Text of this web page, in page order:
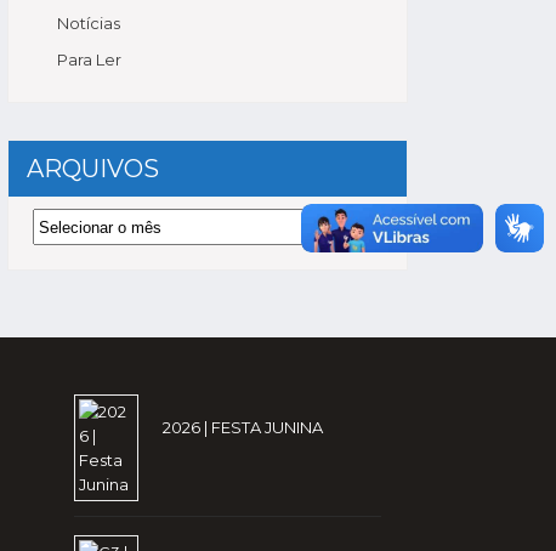
Notícias
Para Ler
ARQUIVOS
Arquivos
2026 | FESTA JUNINA